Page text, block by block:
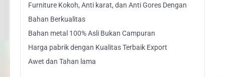
Furniture Kokoh, Anti karat, dan Anti Gores Dengan
Bahan Berkualitas
Bahan metal 100% Asli Bukan Campuran
Harga pabrik dengan Kualitas Terbaik Export
Awet dan Tahan lama